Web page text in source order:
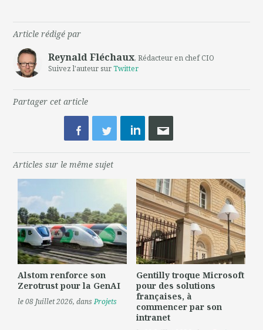
Article rédigé par
Reynald Fléchaux, Rédacteur en chef CIO
Suivez l'auteur surTwitter
Partager cet article
Articles sur le même sujet
Alstom renforce son
Zerotrust pour la GenAI
le 08 Juillet 2026, dansProjets
Gentilly troque Microsoft
pour des solutions
françaises, à
commencer par son
intranet